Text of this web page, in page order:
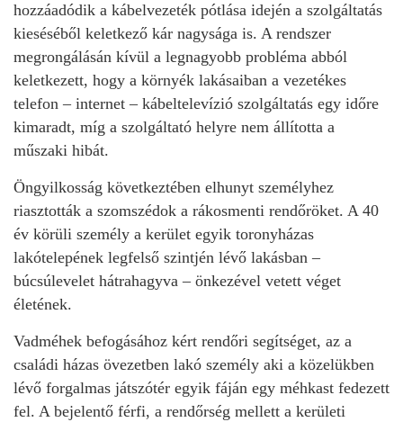
hozzáadódik a kábelvezeték pótlása idején a szolgáltatás
kieséséből keletkező kár nagysága is. A rendszer
megrongálásán kívül a legnagyobb probléma abból
keletkezett, hogy a környék lakásaiban a vezetékes
telefon – internet – kábeltelevízió szolgáltatás egy időre
kimaradt, míg a szolgáltató helyre nem állította a
műszaki hibát.
Öngyilkosság következtében elhunyt személyhez
riasztották a szomszédok a rákosmenti rendőröket. A 40
év körüli személy a kerület egyik toronyházas
lakótelepének legfelső szintjén lévő lakásban –
búcsúlevelet hátrahagyva – önkezével vetett véget
életének.
Vadméhek befogásához kért rendőri segítséget, az a
családi házas övezetben lakó személy aki a közelükben
lévő forgalmas játszótér egyik fáján egy méhkast fedezett
fel. A bejelentő férfi, a rendőrség mellett a kerületi